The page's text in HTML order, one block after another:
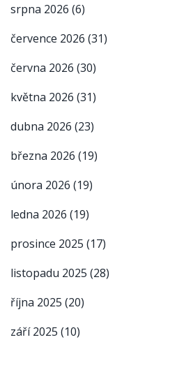
srpna 2026 (6)
července 2026 (31)
června 2026 (30)
května 2026 (31)
dubna 2026 (23)
března 2026 (19)
února 2026 (19)
ledna 2026 (19)
prosince 2025 (17)
listopadu 2025 (28)
října 2025 (20)
září 2025 (10)